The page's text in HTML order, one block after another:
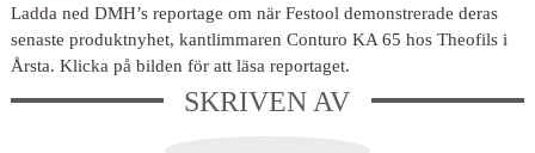
Ladda ned DMH’s reportage om när Festool demonstrerade deras
senaste produktnyhet, kantlimmaren Conturo KA 65 hos Theofils i
Årsta. Klicka på bilden för att läsa reportaget.
SKRIVEN AV